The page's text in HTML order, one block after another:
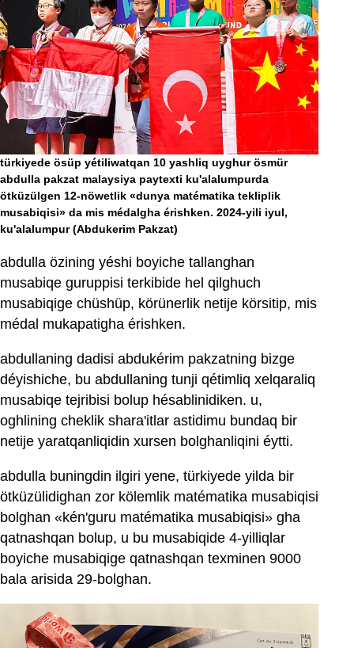
türkiyede ösüp yétiliwatqan 10 yashliq uyghur ösmür
abdulla pakzat malaysiya paytexti ku'alalumpurda
ötküzülgen 12-nöwetlik «dunya matématika tekliplik
musabiqisi» da mis médalgha érishken. 2024-yili iyul,
ku'alalumpur(Abdukerim Pakzat)
abdulla özining yéshi boyiche tallanghan
musabiqe guruppisi terkibide hel qilghuch
musabiqige chüshüp, körünerlik netije körsitip, mis
médal mukapatigha érishken.
abdullaning dadisi abdukérim pakzatning bizge
déyishiche, bu abdullaning tunji qétimliq xelqaraliq
musabiqe tejribisi bolup hésablinidiken. u,
oghlining cheklik shara'itlar astidimu bundaq bir
netije yaratqanliqidin xursen bolghanliqini éytti.
abdulla buningdin ilgiri yene, türkiyede yilda bir
ötküzülidighan zor kölemlik matématika musabiqisi
bolghan «kén'guru matématika musabiqisi» gha
qatnashqan bolup, u bu musabiqide 4-yilliqlar
boyiche musabiqige qatnashqan texminen 9000
bala arisida 29-bolghan.